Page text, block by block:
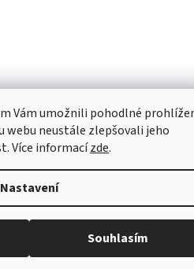
Vám umožnili pohodlné
webu neustále zlepšovali jeho
Více informacízde.
Nastavení
Souhlasím